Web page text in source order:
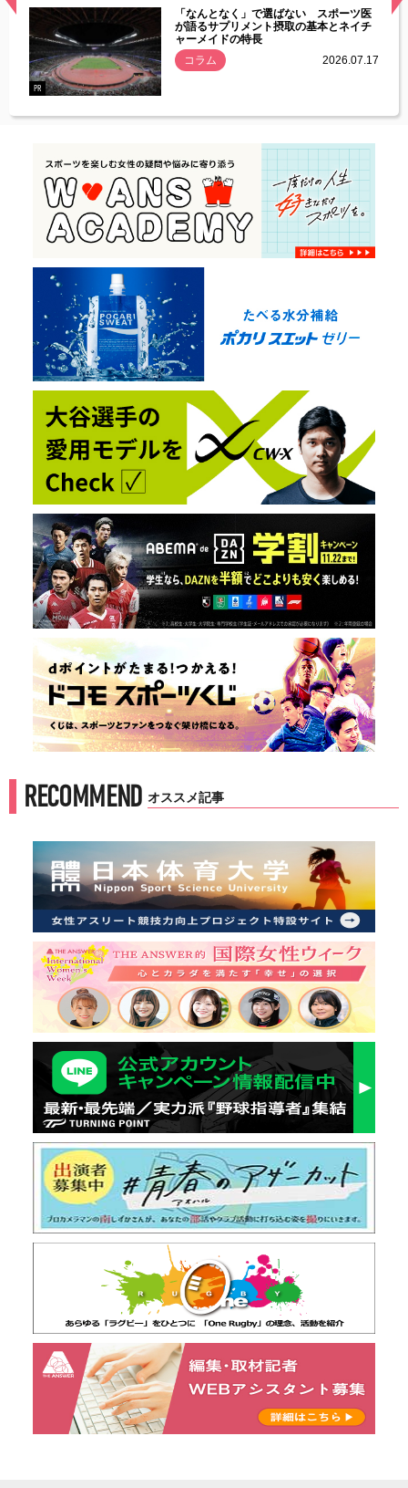
常
PR
「なんとなく」で選ばない スポーツ医
が語るサプリメント摂取の基本とネイチ
ャーメイドの特長
コラム
2026.07.17
RECOMMEND オススメ記事